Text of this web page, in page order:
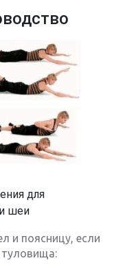
для
шеи
и поясницу, если